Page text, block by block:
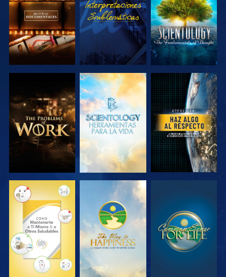
SERIES
SERIES
EXPLORA LAS
SERIES
EXPLORA LAS
SERIES
VE
VE VE VE